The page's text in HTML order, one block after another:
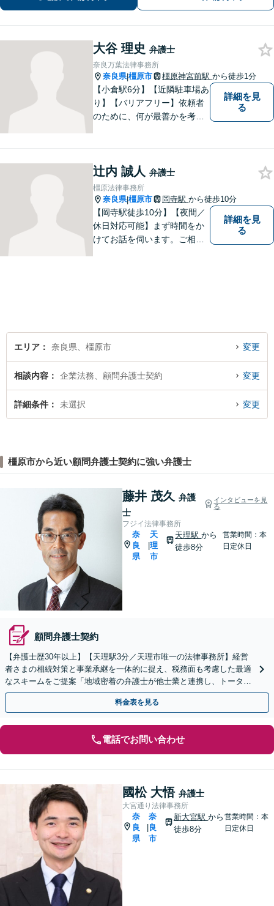
大谷 理史 弁護士
奈良万葉法律事務所
奈良県|橿原市 橿原神宮前駅 から徒歩1分
【小倉駅6分】【近隣駐車場あ
り】【バリアフリー】依頼者
のために、何が最善かを考
決策を提案し続けます。 よろ
しくお願いします。
詳細を見
る
辻内 誠人 弁護士
橿原法律事務所
奈良県|橿原市 岡寺駅 から徒歩10分
【岡寺駅徒歩10分】【夜間／
休日対応可能】まず時間をか
けてお話を伺います。ご相談
詳細を見
る
エリア 奈良県、橿原市 変更
相談内容 企業法務、顧問弁護士契約 変更
詳細条件 未選択 変更
橿原市から近い顧問弁護士契約に強い弁護士
藤井 茂久 弁護
士
インタビューを見
る
フジイ法律事務所
奈
良
県
天
理
市
天理駅から
徒歩8分
営業時間：本
日定休日
顧問弁護士契約
【弁護士歴30年以上】【天理駅3分／天理市唯一の法律事務所】経営
者さまの相続対策と事業承継を一体的に捉え、税務面も考慮した最適
なスキームをご提案「地域密着の弁護士が他士業と連携し、トータル
サポートを実現／税理士・司法書士・不動産鑑定士など」
料金表を見る
電話でお問い合わせ
國松 大悟 弁護士
大宮通り法律事務所
奈
良
県
奈
良
市
新大宮駅 から
徒歩8分
営業時間：本
日定休日